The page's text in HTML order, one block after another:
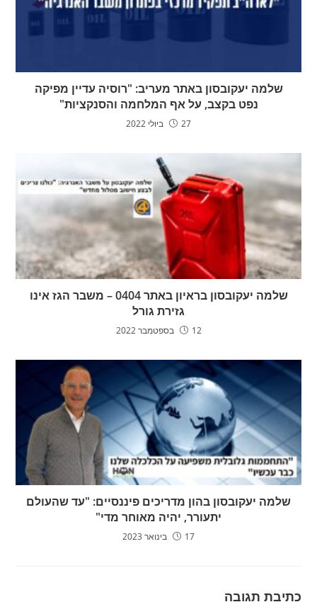
שלמה יעקובסון באתר מעריב: "רוסיה עדיין מפיקה
נפט בקצב, על אף המלחמה והסנקציות"
27 ביולי 2022
שלמה יעקובסון בראיון באתר 0404 – משבר הגז אינו
גזירת גורל
12 בספטמבר 2022
שלמה יעקובסון בהון מדריכים פיננסיים: "עד שהעולם
יתעורר, יהיה מאוחר מדי"
17 בינואר 2023
כתיבת תגובה